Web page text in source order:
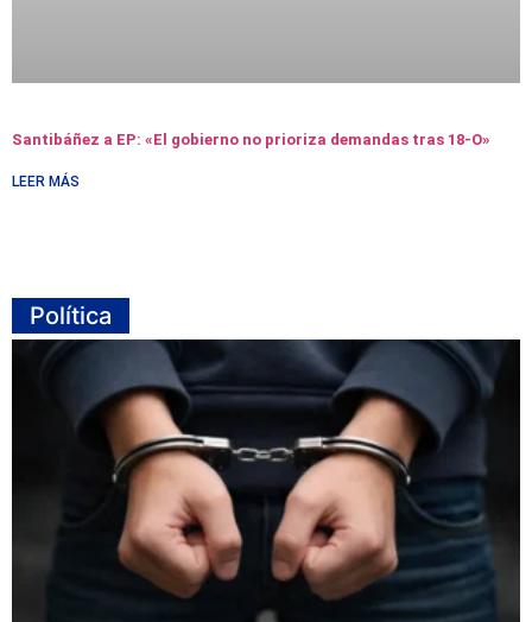
Santibáñez a EP: «El gobierno no prioriza demandas tras 18-O»
LEER MÁS
Política